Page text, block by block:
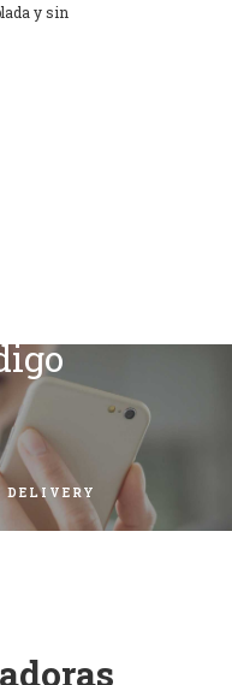
y sin
DELIVERY